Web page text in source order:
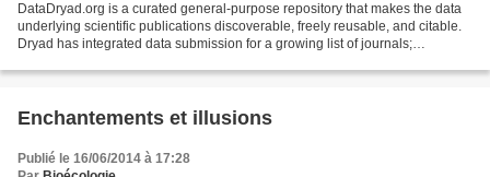
DataDryad.org is a curated general-purpose repository that makes the data
underlying scientific publications discoverable, freely reusable, and citable.
Dryad has integrated data submission for a growing list of journals;
Enchantements et illusions
Publié le 16/06/2014 à 17:28